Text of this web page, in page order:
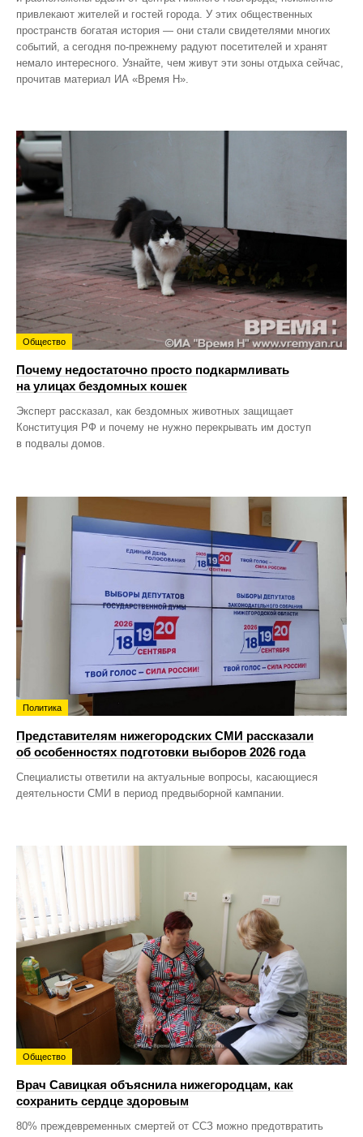
привлекают жителей и гостей города. У этих общественных
пространств богатая история — они стали свидетелями многих
событий, а сегодня по‑прежнему радуют посетителей и хранят
немало интересного. Узнайте, чем живут эти зоны отдыха сейчас,
прочитав материал ИА «Время Н».
Общество
Почему недостаточно просто подкармливать
на улицах бездомных кошек
Эксперт рассказал, как бездомных животных защищает
Конституция РФ и почему не нужно перекрывать им доступ
в подвалы домов.
Политика
Представителям нижегородских СМИ рассказали
об особенностях подготовки выборов 2026 года
Специалисты ответили на актуальные вопросы, касающиеся
деятельности СМИ в период предвыборной кампании.
Общество
Врач Савицкая объяснила нижегородцам, как
сохранить сердце здоровым
80% преждевременных смертей от ССЗ можно предотвратить